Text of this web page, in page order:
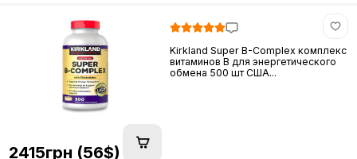
Kirkland Super B-Complex комплекс
витаминов B для энергетического
обмена 500 шт США...
2415грн (56$)